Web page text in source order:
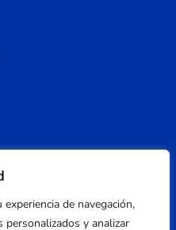
de navegación,
y analizar